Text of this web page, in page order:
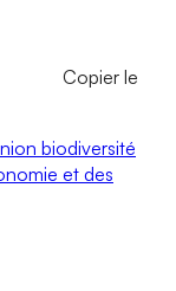
Copier le
biodiversité
et des